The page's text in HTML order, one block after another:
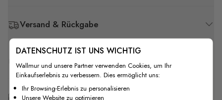
Versand & Rückgabe
F.A.Q
Kostenlose Anpassung
DATENSCHUTZ IST UNS WICHTIG
Wallmur und unsere Partner verwenden Cookies, um Ihr
Einkaufserlebnis zu verbessern. Dies ermöglicht uns:
Ihr Browsing-Erlebnis zu personalisieren
Unsere Website zu optimieren